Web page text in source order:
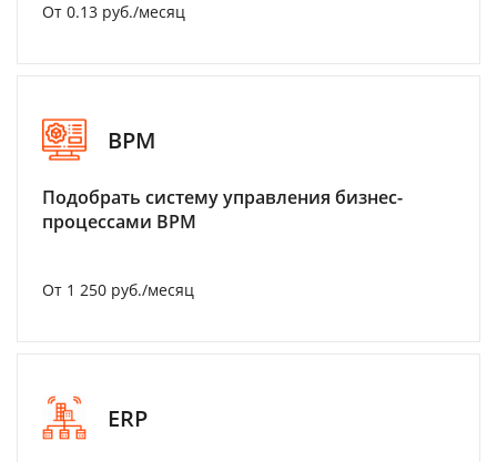
От 0.13 руб./месяц
BPM
Подобрать систему управления бизнес-
процессами BPM
От 1 250 руб./месяц
ERP